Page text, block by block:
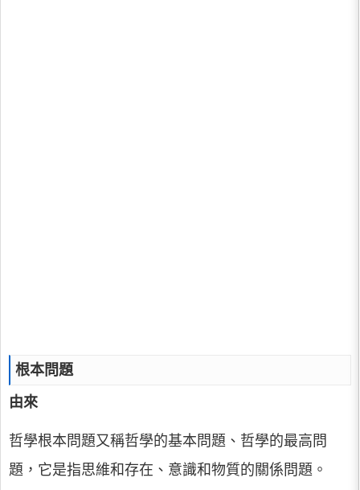
根本問題
由來
哲學根本問題又稱哲學的基本問題、哲學的最高問
題，它是指思維和存在、意識和物質的關係問題。